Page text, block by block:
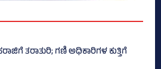
ತರಾತುರಿ; ಗಣಿ ಅಧಿಕಾರಿಗಳ ಕುತ್ತಿಗೆ